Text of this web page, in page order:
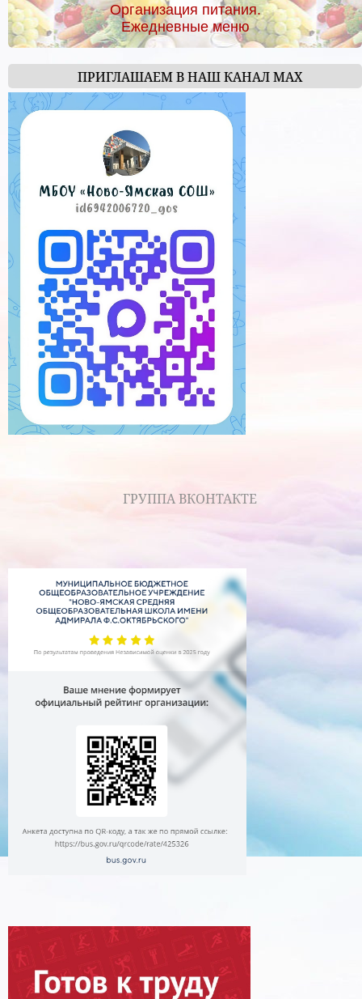
Организация питания.
Ежедневные меню
ПРИГЛАШАЕМ В НАШ КАНАЛ МАХ
ГРУППА ВКОНТАКТЕ